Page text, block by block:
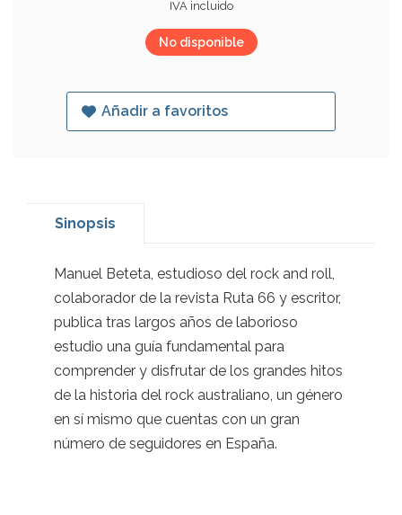
IVA incluido
No disponible
Añadir a favoritos
Sinopsis
Manuel Beteta, estudioso del rock and roll,
colaborador de la revista Ruta 66 y escritor,
publica tras largos años de laborioso
estudio una guía fundamental para
comprender y disfrutar de los grandes hitos
de la historia del rock australiano, un género
en sí mismo que cuentas con un gran
número de seguidores en España.